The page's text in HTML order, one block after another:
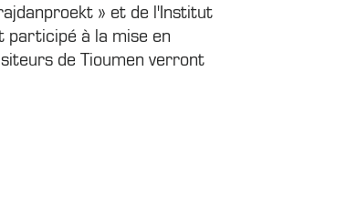
» et de l'Institut
participé à la mise en
de Tioumen verront